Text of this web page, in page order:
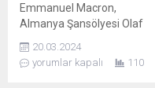
Emmanuel Macron,
Almanya Şansölyesi Olaf
Başbakanı Donald Tusk,
Berlin’deki bir zirvenin
20.03.2024
yorumlar kapalı
110